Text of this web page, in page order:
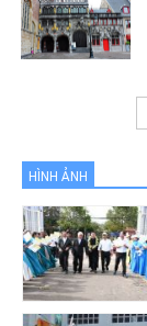
HÌNH ẢNH